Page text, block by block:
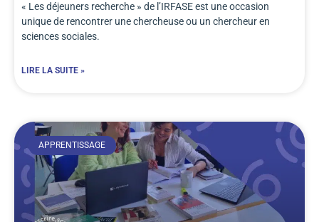
« Les déjeuners recherche » de l’IRFASE est une occasion
unique de rencontrer une chercheuse ou un chercheur en
sciences sociales.
LIRE LA SUITE »
APPRENTISSAGE